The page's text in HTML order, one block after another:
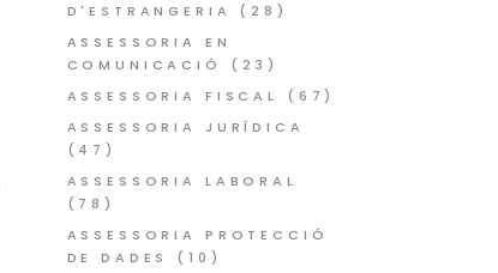
D'ESTRANGERIA
(28)
ASSESSORIA EN
COMUNICACIÓ
(23)
ASSESSORIA FISCAL
(67)
ASSESSORIA JURÍDICA
(47)
ASSESSORIA LABORAL
(78)
ASSESSORIA PROTECCIÓ
DE DADES
(10)